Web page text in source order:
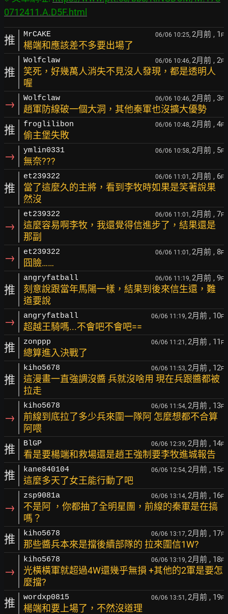
0712411.A.D5F.html
推 MrCAKE 06/06 10:25, 2月前 , 1 F
楊端和應該差不多要出場了
推
Wolfclaw 06/06 10:46, 2月前 , 2F
笑死，好幾萬人消失不見沒人發現，都是透明人
喔
→ Wolfclaw 06/06 10:46, 2月前 , 3F
趙軍防線破一個大洞，其他秦軍也沒擴大優勢
推 froglilibon 06/06 10:48, 2月前 , 4F
偷主堡失敗
→ ymlin0331 06/06 10:58, 2月前 , 5F
無奈???
推
et239322 06/06 11:01, 2月前 , 6F
當了這麼久的主將，看到李牧時如果是笑著說果
然沒
→
et239322 06/06 11:01, 2月前 , 7F
這麼容易啊李牧，我還覺得信進步了，結果還是
那副
→ et239322 06/06 11:01, 2月前 , 8F
囧臉……
推
angryfatball 06/06 11:19, 2月前 , 9F
刻意說跟當年馬陽一樣，結果到後來信生還，難
道要說
→ angryfatball 06/06 11:19, 2月前 , 10F
超越王騎嗎...不會吧不會吧==
推 zonppp 06/06 11:21, 2月前 , 11 F
總算進入決戰了
推
kiho5678 06/06 11:53, 2月前 , 12F
這漫畫一直強調沒醬 兵就沒啥用 現在兵跟醬都被
拉走
→
kiho5678 06/06 11:54, 2月前 , 13F
前線到底拉了多少兵來圍一隊阿 怎麼想都不合算
阿喂
推 BlGP 06/06 12:39, 2月前 , 14F
看是要楊端和救場還是趙王強制要李牧進城報告
推 kane840104 06/06 12:54, 2月前 , 15F
這麼多天了女王能行動了吧
→
zsp9081a 06/06 13:14, 2月前 , 16F
不是阿 ，你都抽了全明星團，前線的秦軍是在搞
嗎？
推 kiho5678 06/06 13:17, 2月前 , 17F
那些醬兵本來是擋後續部隊的 拉來圍信1W?
→
kiho5678 06/06 13:19, 2月前 , 18F
光橫橫軍就超過4W還幾乎無損 +其他的2軍是要怎
麼擋?
推 wordxp0815 06/06 13:51, 2月前 , 19F
楊端和要上場了，不然沒道理